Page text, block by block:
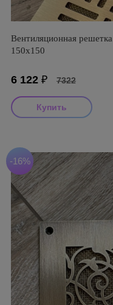
Вентиляционная
150х150
6 122 ₽ 7322
-16%